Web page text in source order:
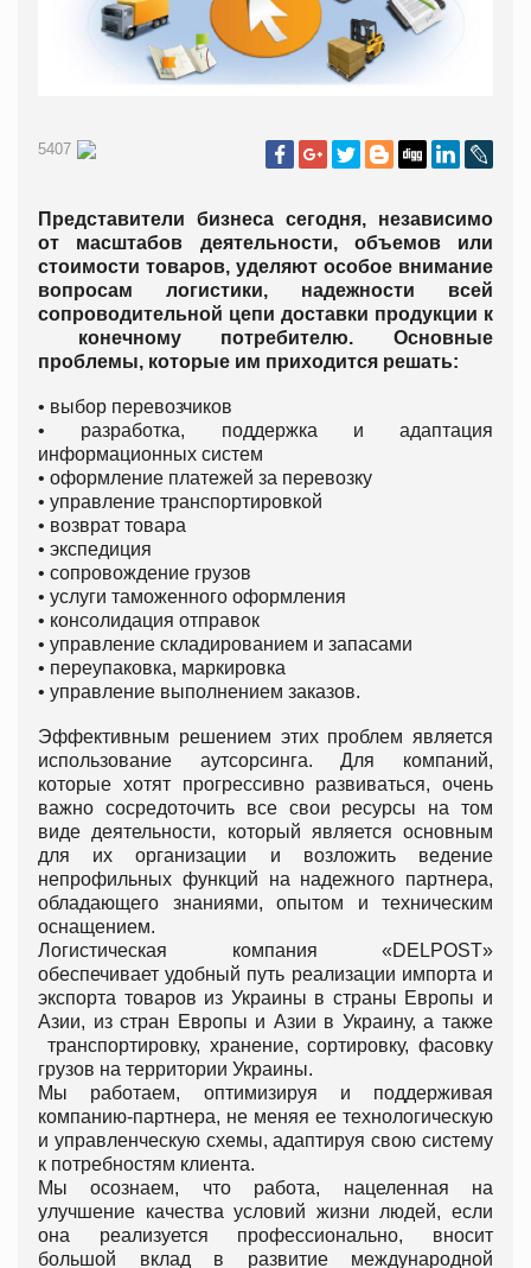
5407
Представители бизнеса сегодня, независимо
от масштабов деятельности, объемов или
стоимости товаров, уделяют особое внимание
вопросам логистики, надежности всей
сопроводительной цепи доставки продукции к
конечному потребителю. Основные
проблемы, которые им приходится решать:
• выбор перевозчиков
• разработка, поддержка и адаптация
информационных систем
• оформление платежей за перевозку
• управление транспортировкой
• возврат товара
• экспедиция
• сопровождение грузов
• услуги таможенного оформления
• консолидация отправок
• управление складированием и запасами
• переупаковка, маркировка
• управление выполнением заказов.
Эффективным решением этих проблем является
использование аутсорсинга. Для компаний,
которые хотят прогрессивно развиваться, очень
важно сосредоточить все свои ресурсы на том
виде деятельности, который является основным
для их организации и возложить ведение
непрофильных функций на надежного партнера,
обладающего знаниями, опытом и техническим
оснащением.
Логистическая компания «DELPOST»
обеспечивает удобный путь реализации импорта и
экспорта товаров из Украины в страны Европы и
Азии, из стран Европы и Азии в Украину, а также
транспортировку, хранение, сортировку, фасовку
грузов на территории Украины.
Мы работаем, оптимизируя и поддерживая
компанию-партнера, не меняя ее технологическую
и управленческую схемы, адаптируя свою систему
к потребностям клиента.
Мы осознаем, что работа, нацеленная на
улучшение качества условий жизни людей, если
она реализуется профессионально, вносит
большой вклад в развитие международной